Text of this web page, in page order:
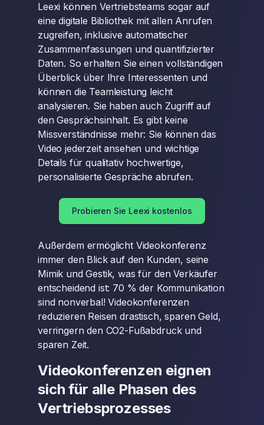
Leexi können Vertriebsteams sogar auf
eine digitale Bibliothek mit allen Anrufen
zugreifen, inklusive automatischer
Zusammenfassungen und quantifizierter
Daten. So erhalten Sie einen vollständigen
Überblick über Ihre Interessenten und
können die Teamleistung leicht
analysieren. Sie haben auch Zugriff auf
den Gesprächsinhalt. Es gibt keine
Missverständnisse mehr: Sie können das
Video jederzeit ansehen und wichtige
Details für qualitativ hochwertige,
personalisierte Gespräche abrufen.
Probieren Sie Leexi kostenlos
Außerdem ermöglicht Videokonferenz
immer den Blick auf den Kunden, seine
Mimik und Gestik, was für den Verkäufer
entscheidend ist: 70 % der Kommunikation
sind nonverbal! Videokonferenzen
reduzieren Reisen drastisch, sparen Geld,
verringern den CO2-Fußabdruck und
sparen Zeit.
Videokonferenzen eignen
sich für alle Phasen des
Vertriebsprozesses